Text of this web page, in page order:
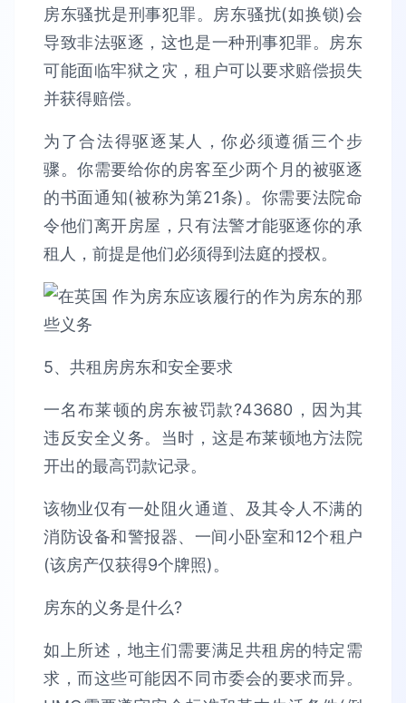
房东骚扰是刑事犯罪。房东骚扰(如换锁)会
导致非法驱逐，这也是一种刑事犯罪。房东
可能面临牢狱之灾，租户可以要求赔偿损失
并获得赔偿。
为了合法得驱逐某人，你必须遵循三个步
骤。你需要给你的房客至少两个月的被驱逐
的书面通知(被称为第21条)。你需要法院命
令他们离开房屋，只有法警才能驱逐你的承
租人，前提是他们必须得到法庭的授权。
5、共租房房东和安全要求
一名布莱顿的房东被罚款?43680，因为其
违反安全义务。当时，这是布莱顿地方法院
开出的最高罚款记录。
该物业仅有一处阻火通道、及其令人不满的
消防设备和警报器、一间小卧室和12个租户
(该房产仅获得9个牌照)。
房东的义务是什么?
如上所述，地主们需要满足共租房的特定需
求，而这些可能因不同市委会的要求而异。